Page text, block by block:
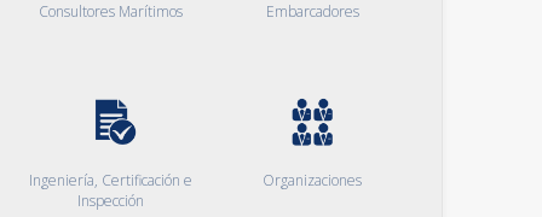
Consultores Marítimos Embarcadores
Ingeniería, Certificación e
Inspección
Organizaciones